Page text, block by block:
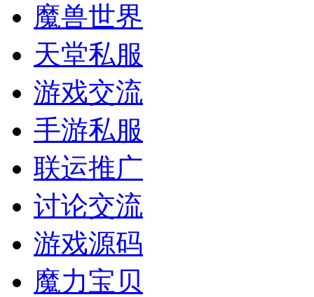
魔兽世界
天堂私服
游戏交流
手游私服
联运推广
讨论交流
游戏源码
魔力宝贝